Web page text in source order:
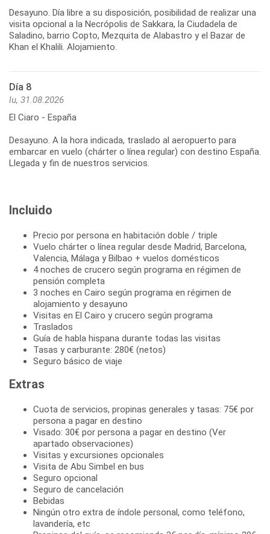
Desayuno. Día libre a su disposición, posibilidad de realizar una
visita opcional a la Necrópolis de Sakkara, la Ciudadela de
Saladino, barrio Copto, Mezquita de Alabastro y el Bazar de
Khan el Khalili. Alojamiento.
Día 8
lu, 31.08.2026
El Ciaro - España
Desayuno. A la hora indicada, traslado al aeropuerto para
embarcar en vuelo (chárter o línea regular) con destino España.
Llegada y fin de nuestros servicios.
Incluido
Precio por persona en habitación doble / triple
Vuelo chárter o línea regular desde Madrid, Barcelona,
Valencia, Málaga y Bilbao + vuelos domésticos
4 noches de crucero según programa en régimen de
pensión completa
3 noches en Cairo según programa en régimen de
alojamiento y desayuno
Visitas en El Cairo y crucero según programa
Traslados
Guía de habla hispana durante todas las visitas
Tasas y carburante: 280€ (netos)
Seguro básico de viaje
Extras
Cuota de servicios, propinas generales y tasas: 75€ por
persona a pagar en destino
Visado: 30€ por persona a pagar en destino (Ver
apartado observaciones)
Visitas y excursiones opcionales
Visita de Abu Simbel en bus
Seguro opcional
Seguro de cancelación
Bebidas
Ningún otro extra de índole personal, como teléfono,
lavandería, etc